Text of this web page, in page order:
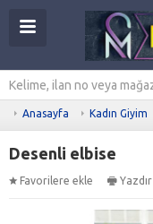
Anasayfa Kadın Giyim
Desenli elbise
Favorilere ekle Yazdır